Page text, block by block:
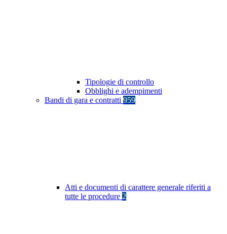
Tipologie di controllo
Obblighi e adempimenti
Bandi di gara e contratti 959
Atti e documenti di carattere generale riferiti a
tutte le procedure 2